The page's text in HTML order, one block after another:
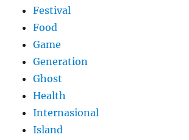
Festival
Food
Game
Generation
Ghost
Health
Internasional
Island